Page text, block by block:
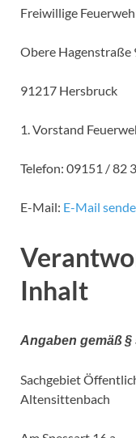
Freiwillige
Obere Hagenstraße
91217 Hersbruck
1. Vorstand
Telefon: 09151 / 82
E-Mail: E-Mail
Inhalt
Angaben gemäß§
Sachgebiet
Altensittenbach